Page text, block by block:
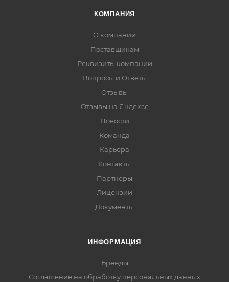
КОМПАНИЯ
О компании
Поставщикам
Реквизиты компании
Вопросы и Ответы
Отзывы
Отзывы на Яндексе
Новости
Команда
Карьера
Контакты
Партнеры
Лицензии
Документы
ИНФОРМАЦИЯ
Бренды
Соглашение на обработку персональных данных